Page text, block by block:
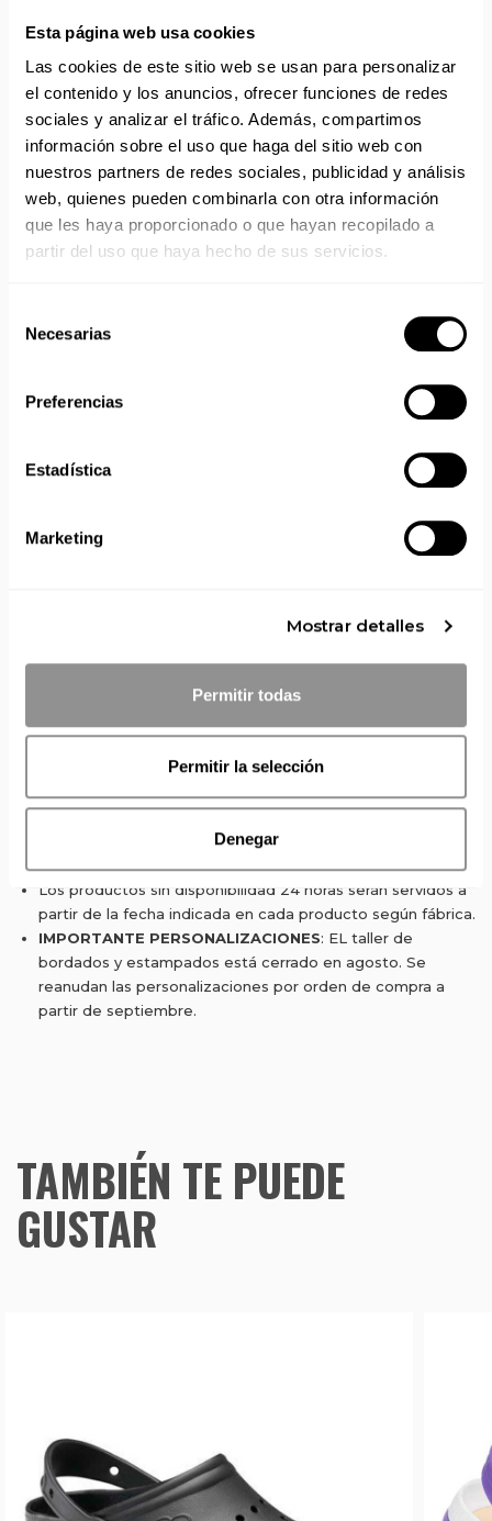
Esta página web usa cookies
Las cookies de este sitio web se usan para personalizar
el contenido y los anuncios, ofrecer funciones de redes
sociales y analizar el tráfico. Además, compartimos
información sobre el uso que haga del sitio web con
nuestros partners de redes sociales, publicidad y análisis
web, quienes pueden combinarla con otra información
que les haya proporcionado o que hayan recopilado a
partir del uso que haya hecho de sus servicios.
Necesarias
Preferencias
Estadística
Marketing
Mostrar detalles
Permitir todas
Permitir la selección
Denegar
hasta 60º.
Lleva correa posterior abatible entre el talón y la pala,
perforado en los laterales para facilitar la transpiración, la
limpieza y evitar la penetración directa dentro del zueco
de líquidos o fluidos.
Planta con micropuntos de masaje para estimular la
circulación sanguínea.
Incorpora una plantilla interior de tejido sobre espuma de
poliuretano con tratamiento antibacterias y carbón
activado.
Nivel de protección OB+SRC+E.
detergente como lubricante+antideslizante en acero y
ENVÍOS EN AGOSTO
No realizamos envíos del 10 al 21 de agosto.
Reanudamos envíos el día 24 de agosto para productos
Si adquieres productos con distinto plazo de entrega, el
pedido se envía cuando está completo.
Los productos sin disponibilidad 24 horas serán servidos a
partir de la fecha indicada en cada producto según fábrica.
IMPORTANTE PERSONALIZACIONES: EL taller de
bordados y estampados está cerrado en agosto. Se
reanudan las personalizaciones por orden de compra a
partir de septiembre.
TAMBIÉN TE PUEDE
GUSTAR